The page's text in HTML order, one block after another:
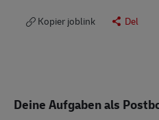
Kopier joblink Del
Deine Aufgaben als